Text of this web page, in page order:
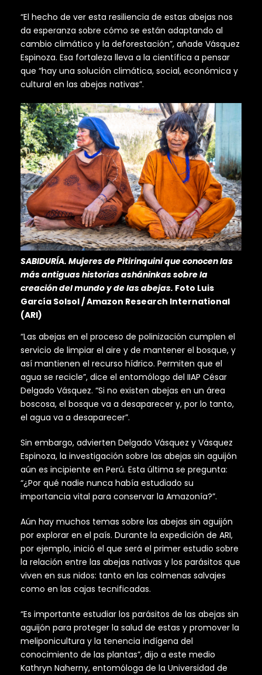
“El hecho de ver esta resiliencia de estas abejas nos
da esperanza sobre cómo se están adaptando al
cambio climático y la deforestación”, añade Vásquez
Espinoza. Esa fortaleza lleva a la científica a pensar
que “hay una solución climática, social, económica y
cultural en las abejas nativas”.
SABIDURÍA. Mujeres de Pitirinquini que conocen las
más antiguas historias asháninkas sobre la
creación del mundo y de las abejas. Foto Luis
García Solsol / Amazon Research International
(ARI)
“Las abejas en el proceso de polinización cumplen el
servicio de limpiar el aire y de mantener el bosque, y
así mantienen el recurso hídrico. Permiten que el
agua se recicle”, dice el entomólogo del IIAP César
Delgado Vásquez. “Si no existen abejas en un área
boscosa, el bosque va a desaparecer y, por lo tanto,
el agua va a desaparecer”.
Sin embargo, advierten Delgado Vásquez y Vásquez
Espinoza, la investigación sobre las abejas sin aguijón
aún es incipiente en Perú. Esta última se pregunta:
“¿Por qué nadie nunca había estudiado su
importancia vital para conservar la Amazonía?”.
Aún hay muchos temas sobre las abejas sin aguijón
por explorar en el país. Durante la expedición de ARI,
por ejemplo, inició el que será el primer estudio sobre
la relación entre las abejas nativas y los parásitos que
viven en sus nidos: tanto en las colmenas salvajes
como en las cajas tecnificadas.
“Es importante estudiar los parásitos de las abejas sin
aguijón para proteger la salud de estas y promover la
meliponicultura y la tenencia indígena del
conocimiento de las plantas”, dijo a este medio
Kathryn Naherny, entomóloga de la Universidad de